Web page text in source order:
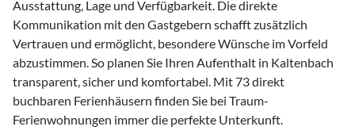
Ausstattung, Lage und Verfügbarkeit. Die direkte
Kommunikation mit den Gastgebern schafft zusätzlich
Vertrauen und ermöglicht, besondere Wünsche im Vorfeld
abzustimmen. So planen Sie Ihren Aufenthalt in Kaltenbach
transparent, sicher und komfortabel. Mit 73 direkt
buchbaren Ferienhäusern finden Sie bei Traum-
Ferienwohnungen immer die perfekte Unterkunft.